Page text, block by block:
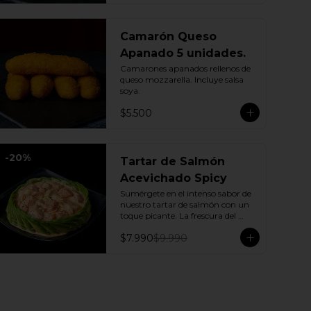
Camarón Queso
Apanado 5 unidades.
Camarones apanados rellenos de
queso mozzarella. Incluye salsa
soya.
$5.500
-20%
Tartar de Salmón
Acevichado Spicy
Sumérgete en el intenso sabor de
nuestro tartar de salmón con un
toque picante. La frescura del
pepino y la suavidad de la palta se
combinan con la explosión de la
$7.990$9.990